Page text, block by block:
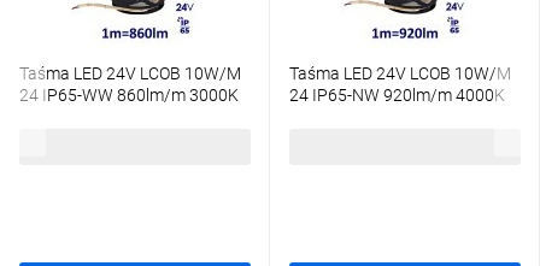
Taśma LED 24V LCOB 10W/M
24 IP65-WW 860lm/m 3000K
Taśma LED 24V LCOB 10W/M
24 IP65-NW 920lm/m 4000K